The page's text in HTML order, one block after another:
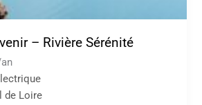
– Rivière Sérénité
de Loire